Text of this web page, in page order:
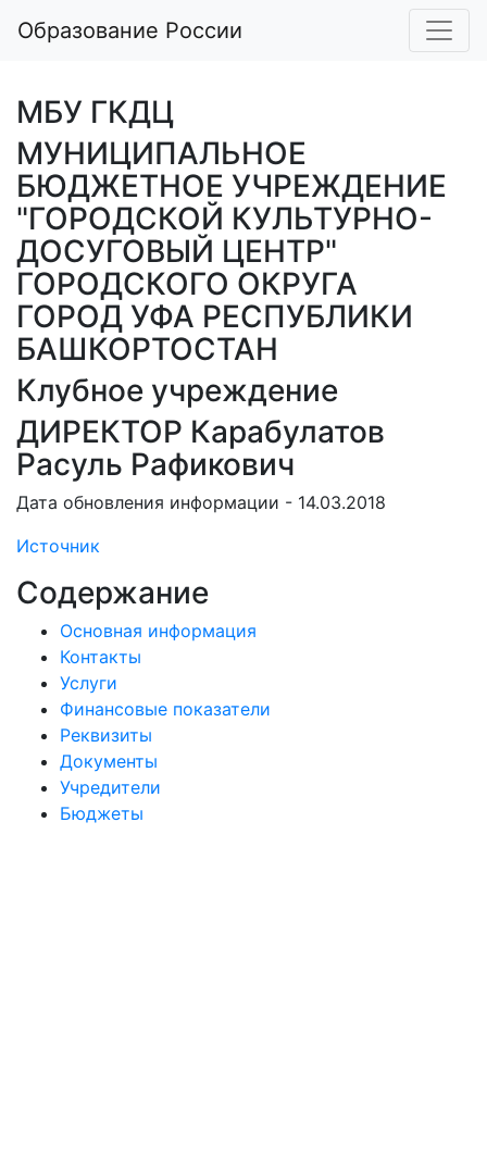
Образование России
МБУ ГКДЦ
МУНИЦИПАЛЬНОЕ
БЮДЖЕТНОЕ УЧРЕЖДЕНИЕ
"ГОРОДСКОЙ КУЛЬТУРНО-
ДОСУГОВЫЙ ЦЕНТР"
ГОРОДСКОГО ОКРУГА
ГОРОД УФА РЕСПУБЛИКИ
БАШКОРТОСТАН
Клубное учреждение
ДИРЕКТОР Карабулатов
Расуль Рафикович
Дата обновления информации - 14.03.2018
Источник
Содержание
Основная информация
Контакты
Услуги
Финансовые показатели
Реквизиты
Документы
Учредители
Бюджеты